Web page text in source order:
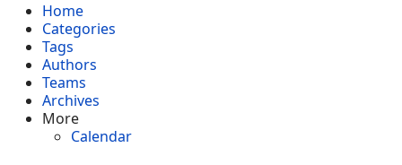
Home
Categories
Tags
Authors
Teams
Archives
More
Calendar